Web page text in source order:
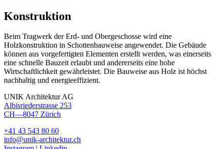
Konstruktion
Beim Tragwerk der Erd- und Obergeschosse wird eine
Holzkonstruktion in Schottenbauweise angewendet. Die Gebäude
können aus vorgefertigten Elementen erstellt werden, was einerseits
eine schnelle Bauzeit erlaubt und andererseits eine hohe
Wirtschaftlichkeit gewährleistet. Die Bauweise aus Holz ist höchst
nachhaltig und energieeffizient.
UNIK Architektur AG
Albisriederstrasse 253
CH—8047 Zürich
+41 43 543 80 60
info@unik-architektur.ch